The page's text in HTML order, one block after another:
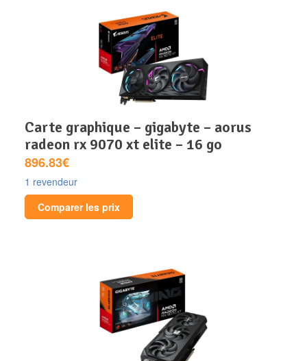
carte graphique – gigabyte – aorus
radeon rx 9070 xt elite – 16 go
896.83€
1 revendeur
Comparer les prix